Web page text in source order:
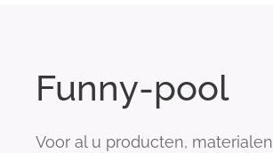
Funny-pool
Voor al u producten, materialen